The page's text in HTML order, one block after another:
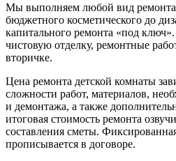
Мы выполняем любой вид ремонта
бюджетного косметического до
капитального ремонта «под
чистовую отделку, ремонтные
вторичке.
Цена ремонта детской комнаты
сложности работ, материалов,
и демонтажа, а также
итоговая стоимость ремонта
составления сметы.
прописывается в договоре.